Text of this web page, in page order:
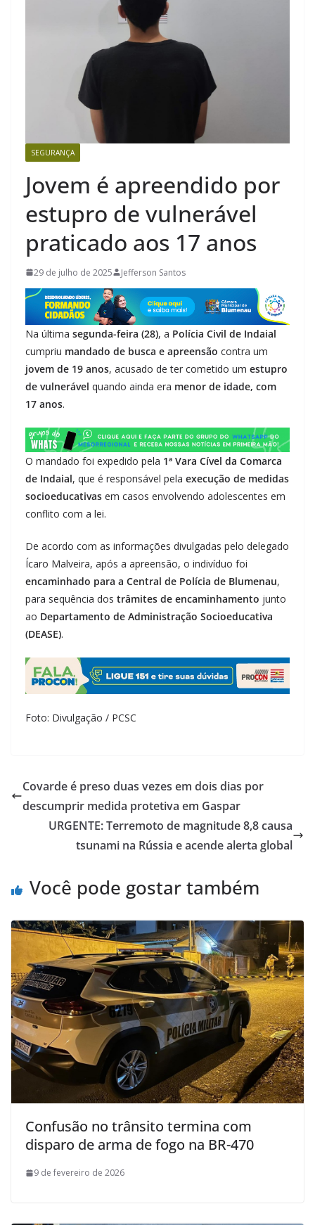
SEGURANÇA
Jovem é apreendido por
estupro de vulnerável
praticado aos 17 anos
29 de julho de 2025 Jefferson Santos
Na última segunda-feira (28), a Polícia Civil de Indaial
cumpriu mandado de busca e apreensão contra um
jovem de 19 anos, acusado de ter cometido um estupro
de vulnerável quando ainda era menor de idade, com
17 anos.
O mandado foi expedido pela 1ª Vara Cível da Comarca
de Indaial, que é responsável pela execução de medidas
socioeducativas em casos envolvendo adolescentes em
conflito com a lei.
De acordo com as informações divulgadas pelo delegado
Ícaro Malveira, após a apreensão, o indivíduo foi
encaminhado para a Central de Polícia de Blumenau,
para sequência dos trâmites de encaminhamento junto
ao Departamento de Administração Socioeducativa
(DEASE).
Foto: Divulgação / PCSC
Covarde é preso duas vezes em dois dias por
descumprir medida protetiva em Gaspar
URGENTE: Terremoto de magnitude 8,8 causa
tsunami na Rússia e acende alerta global
Você pode gostar também
Confusão no trânsito termina com
disparo de arma de fogo na BR-470
9 de fevereiro de 2026